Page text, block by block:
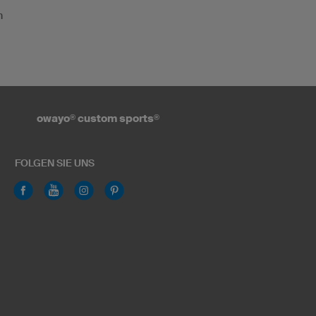
owayo® custom sports®
FOLGEN SIE UNS